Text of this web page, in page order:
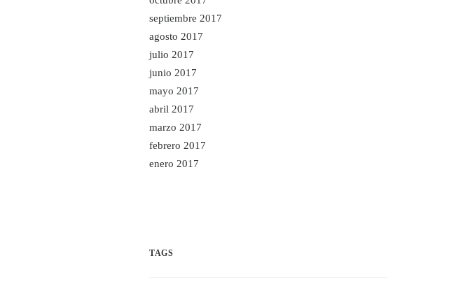
septiembre 2017
agosto 2017
julio 2017
junio 2017
mayo 2017
abril 2017
marzo 2017
febrero 2017
enero 2017
TAGS